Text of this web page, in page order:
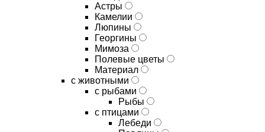
Астры
Камелии
Люпины
Георгины
Мимоза
Полевые цветы
Материал
с животными
с рыбами
Рыбы
с птицами
Лебеди